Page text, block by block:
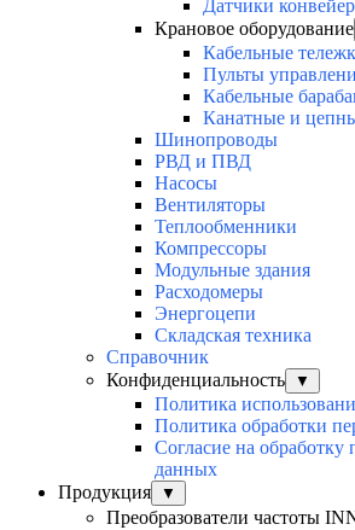
Датчики
Крановое оборудование
Кабельные
Пульты
Кабельные
Канатные и
Шинопроводы
РВД и ПВД
Насосы
Вентиляторы
Теплообменники
Компрессоры
Модульные здания
Расходомеры
Энергоцепи
Складская техника
Справочник
Конфиденциальность
▼
Политика
Политика обработки
Согласие на обработку
данных
Продукция
▼
Преобразователи частоты